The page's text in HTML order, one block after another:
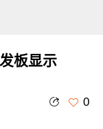
板显示
0